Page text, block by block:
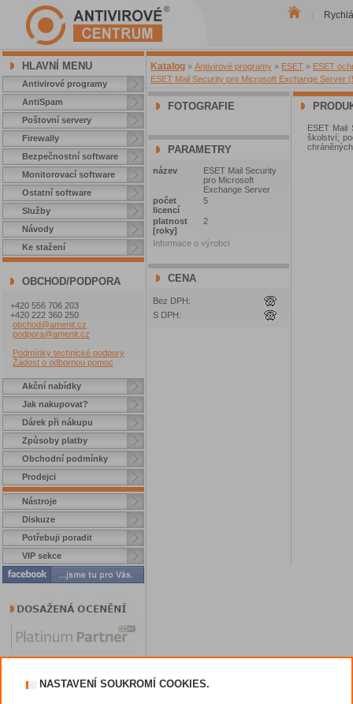
HLAVNÍ MENU
Antivirové programy
AntiSpam
Poštovní servery
Firewally
Bezpečnostní software
Monitorovací software
Ostatní software
Služby
Návody
Ke stažení
OBCHOD/PODPORA
+420 556 706 203
+420 222 360 250
obchod@amenit.cz
podpora@amenit.cz
Podmínky technické podpory
Žádost o odbornou pomoc
Akční nabídky
Jak nakupovat?
Dárek při nákupu
Způsoby platby
Obchodní podmínky
Prodejci
Nástroje
Diskuze
Potřebuji poradit
VIP sekce
Katalog » Antivirové programy » ESET » ESET
ESET Mail Security pro Microsoft Exchange Server
FOTOGRAFIE
PARAMETRY
název
ESET Mail Security
pro Microsoft
Exchange Server
počet
licencí
5
platnost
[roky]
2
Informace o výrobci
CENA
Bez DPH:
S DPH:
ESET Mail
školství;
NASTAVENÍ SOUKROMÍ COOKIES.